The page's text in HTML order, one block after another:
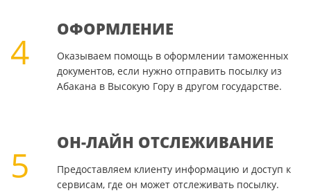
4
ОФОРМЛЕНИЕ
Оказываем помощь в оформлении таможенных
документов, если нужно отправить посылку из
Абакана в Высокую Гору в другом государстве.
5
ОН-ЛАЙН ОТСЛЕЖИВАНИЕ
Предоставляем клиенту информацию и доступ к
сервисам, где он может отслеживать посылку.